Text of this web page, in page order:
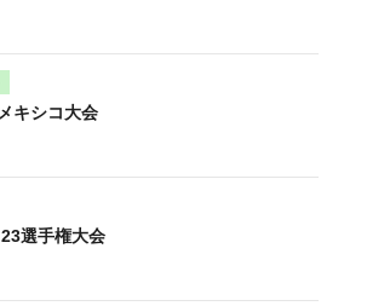
キシコ大会
選手権大会